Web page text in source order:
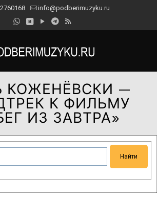
info@podberimuzyku.ru
КОЖЕНЁВСКИ —
К ФИЛЬМУ
ИЗ ЗАВТРА»